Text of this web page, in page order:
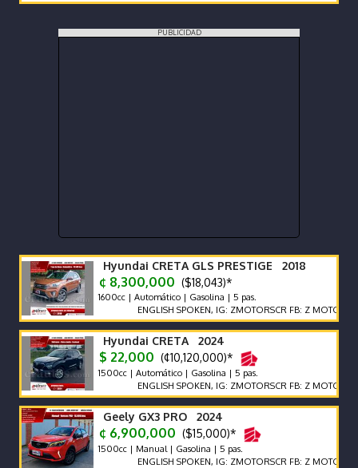
PUBLICIDAD
Hyundai CRETA GLS PRESTIGE 2018
¢ 8,300,000 ($18,043)*
1600cc | Automático | Gasolina | 5 pas.
ENGLISH SPOKEN, IG: ZMOTORSCR FB: Z MOTORS.
Hyundai CRETA 2024
$ 22,000 (¢10,120,000)*
1500cc | Automático | Gasolina | 5 pas.
ENGLISH SPOKEN, IG: ZMOTORSCR FB: Z MOTORS.
Geely GX3 PRO 2024
¢ 6,900,000 ($15,000)*
1500cc | Manual | Gasolina | 5 pas.
ENGLISH SPOKEN, IG: ZMOTORSCR FB: Z MOTORS.